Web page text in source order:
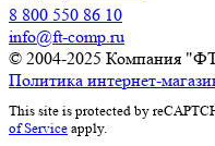
8 800 550 86 10
info@ft-comp.ru
© 2004-2025 Компания
Политика интернет-
This site is protected by
of Service apply.